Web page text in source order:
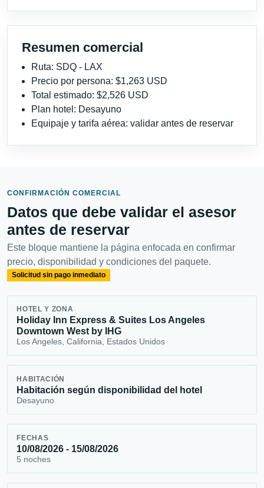
Resumen comercial
Ruta: SDQ - LAX
Precio por persona: $1,263 USD
Total estimado: $2,526 USD
Plan hotel: Desayuno
Equipaje y tarifa aérea: validar antes de reservar
CONFIRMACIÓN COMERCIAL
Datos que debe validar el asesor
antes de reservar
Este bloque mantiene la página enfocada en confirmar
precio, disponibilidad y condiciones del paquete.
Solicitud sin pago inmediato
HOTEL Y ZONA
Holiday Inn Express & Suites Los Angeles
Downtown West by IHG
Los Angeles, California, Estados Unidos
HABITACIÓN
Habitación según disponibilidad del hotel
Desayuno
FECHAS
10/08/2026 - 15/08/2026
5 noches